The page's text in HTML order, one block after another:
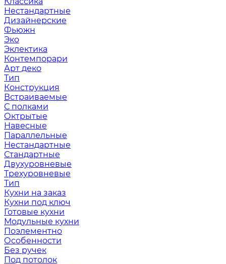
Нестандартные
Дизайнерские
Фьюжн
Эко
Эклектика
Контемпорари
Арт деко
Тип
Конструкция
Встраиваемые
С полками
Октрытые
Навесные
Параллельные
Нестандартные
Стандартные
Двухуровневые
Трехуровневые
Тип
Кухни на заказ
Кухни под ключ
Готовые кухни
Модульные кухни
Поэлементно
Особенности
Без ручек
Под потолок